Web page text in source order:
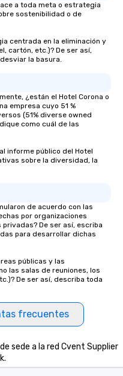
a toda meta o estrategia
sostenibilidad o de
centrada en la eliminación y
cartón, etc.)? De ser así,
la basura.
¿están el Hotel Corona o
empresa cuyo 51 %
(51% diverse owned
como cuál de las
informe público del Hotel
sobre la diversidad, la
de acuerdo con las
por organizaciones
De ser así, escriba
para desarrollar dichas
públicas y las
las salas de reuniones, los
De ser así, describa toda
frecuentes
sede a la red Cvent Supplier